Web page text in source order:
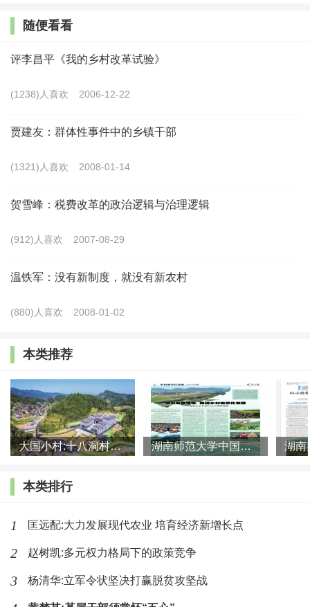
水平落后。央行《2023年金融机构贷款投向统计报告》显
237.59万亿元，农业贷款余额仅为5.84万亿元，占比不足
3%。《中国数字经济发展研究报告（2024）》显示，我国
25.03%、10.78%，农业数字化水平大大低于二、三产业。发
达国家农业数字化水平大都在30%以上。
乡生活。乡村人才大量流入城市，而城市人才到农村开展技
措全方位推进城乡资源要素的均衡配置。
2.内生动力和外生动力的再平衡，是推进农村改革再深化的
改革开放以来，农村发展的动力来源于多个层面，一是
家庭承包经营，二是发展乡镇企业，三是农民进城打工，四
是土地规模化经营和农民兼业，五是城乡融合。其中，前三
直在探讨农村发展是依靠内生动力还是外生动力。事实上，
解决农村的问题，内外动力都要调动起来共同发挥作用。
在家庭承包经营、发展乡镇企业和农民进城打工阶段，
内生动力很强，但随着农村进入规模经营和城乡融合的新阶
段，内生动力逐渐减弱，呈现出“内弱外强”的特点。农村是
随便看看
评李昌平《我的乡村改革试验》
(1238)人喜欢 2006-12-22
贾建友：群体性事件中的乡镇干部
(1321)人喜欢 2008-01-14
贺雪峰：税费改革的政治逻辑与治理逻辑
(912)人喜欢 2007-08-29
温铁军：没有新制度，就没有新农村
(880)人喜欢 2008-01-02
本类推荐
大国小村:十八洞村的现代变迁是一道美丽的风景线 湖南师范大学中国乡村振兴研究院课题组:突出地域特色 推进乡村
本类排行
1 匡远配:大力发展现代农业 培育经济新增长点
2 赵树凯:多元权力格局下的政策竞争
3 杨清华:立军令状坚决打赢脱贫攻坚战